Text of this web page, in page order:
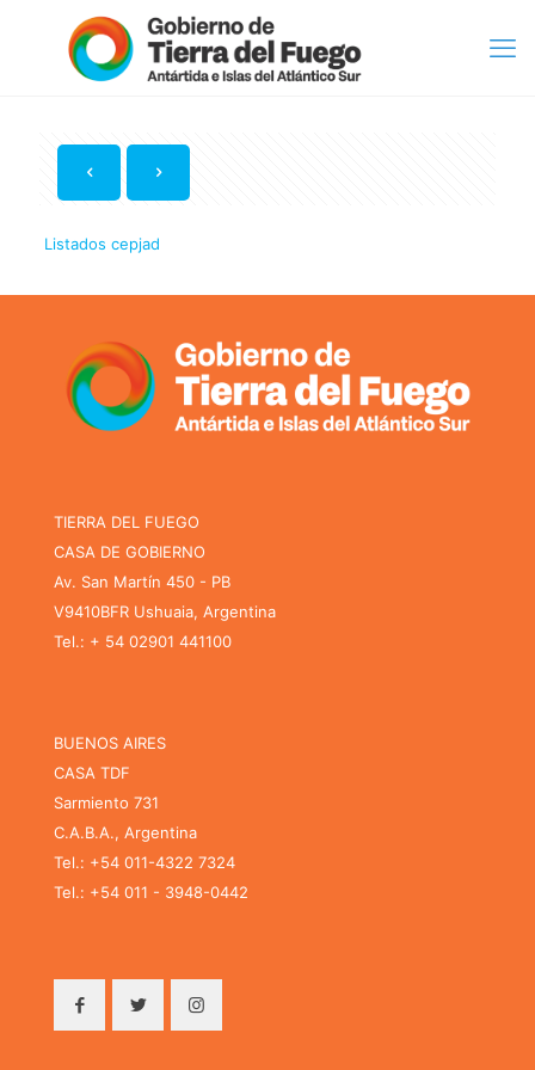
Listados cepjad
TIERRA DEL FUEGO
CASA DE GOBIERNO
Av. San Martín 450 - PB
V9410BFR Ushuaia, Argentina
Tel.: + 54 02901 441100
BUENOS AIRES
CASA TDF
Sarmiento 731
C.A.B.A., Argentina
Tel.: +54 011-4322 7324
Tel.: +54 011 - 3948-0442